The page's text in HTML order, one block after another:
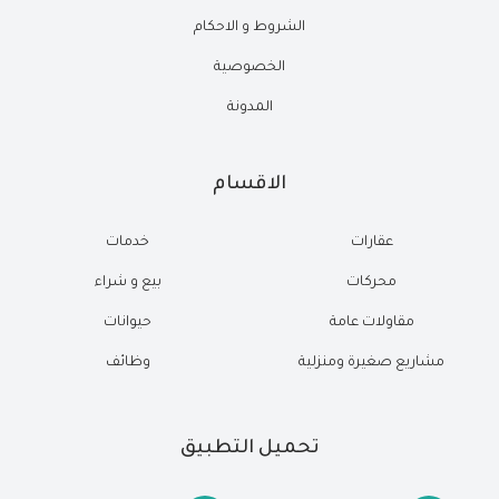
الشروط و الاحكام
الخصوصية
المدونة
الاقسام
عقارات
محركات
مقاولات عامة
مشاريع صغيرة ومنزلية
خدمات
بيع و شراء
حيوانات
وظائف
تحميل التطبيق